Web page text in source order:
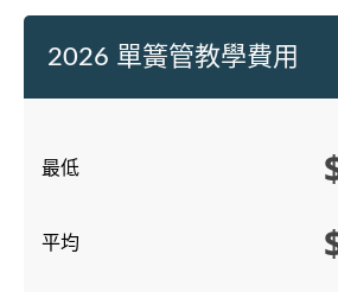
2026 單簧管教學費用
最低
平均